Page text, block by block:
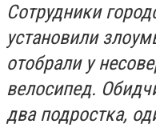
Сотрудники
установили
отобрали у
велосипед.
два подростка,